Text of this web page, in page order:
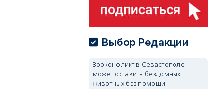
Выбор Редакции
Зооконфликт в Севастополе
может оставить бездомных
животных без помощи